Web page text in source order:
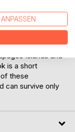
and climate
ecosystems
and the
El Niño, which
Islands and
is a short
these
can survive only
ANPASSEN